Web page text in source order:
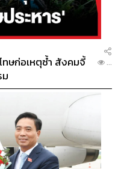
ษก่อเหตุซ้ำ สังคมจี้
ม
...